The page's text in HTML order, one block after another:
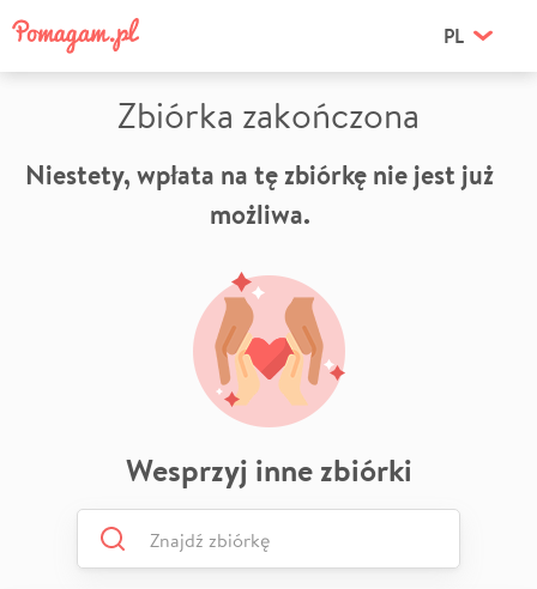
PL
Zbiórka zakończona
Niestety, wpłata na tę zbiórkę nie jest już
możliwa.
Wesprzyj inne zbiórki